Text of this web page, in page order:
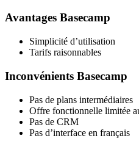
Avantages Basecamp
Simplicité d’utilisation
Tarifs raisonnables
Inconvénients Basecamp
Pas de plans intermédiaires
Offre fonctionnelle limitée
Pas de CRM
Pas d’interface en français